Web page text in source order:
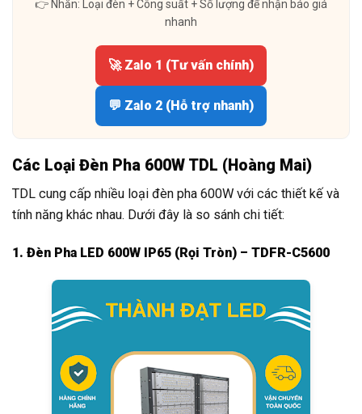
👉 Nhắn: Loại đèn + Công suất + Số lượng để nhận báo giá
nhanh
🚀 Zalo 1 (Tư vấn chính)
💬 Zalo 2 (Hỗ trợ nhanh)
Các Loại Đèn Pha 600W TDL (Hoàng Mai)
TDL cung cấp nhiều loại đèn pha 600W với các thiết kế và
tính năng khác nhau. Dưới đây là so sánh chi tiết:
1. Đèn Pha LED 600W IP65 (Rọi Tròn) – TDFR-C5600